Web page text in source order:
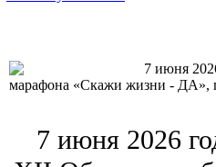
7 июня
марафона «Скажи жизни - ДА»,
7 июня 2026